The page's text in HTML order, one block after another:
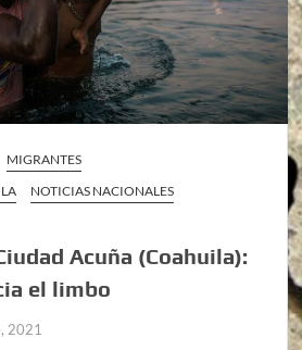
MIGRANTES
NOTICIAS NACIONALES
Acuña (Coahuila):
el limbo
2021